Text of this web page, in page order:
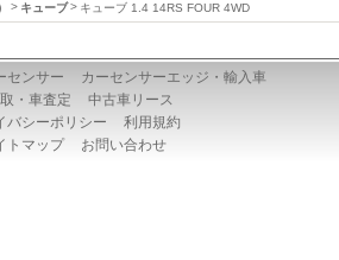
キューブ キューブ 1.4 14RS FOUR 4WD
センサー
カーセンサーエッジ・輸入車
・車査定
中古車リース
バシーポリシー
利用規約
トマップ
お問い合わせ